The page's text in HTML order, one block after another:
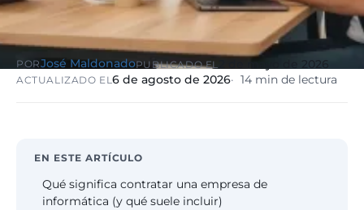
Evolución
Digital
Automatización,
eólico
Sanidad y
clínicas
hospitales
PORJosé MaldonadoPUBLICADO EL 2 de mayo de 2026
ACTUALIZADO EL6 de agosto de 2026 14 min de lectura
EN ESTE ARTÍCULO
Qué significa contratar una empresa de
informática (y qué suele incluir)